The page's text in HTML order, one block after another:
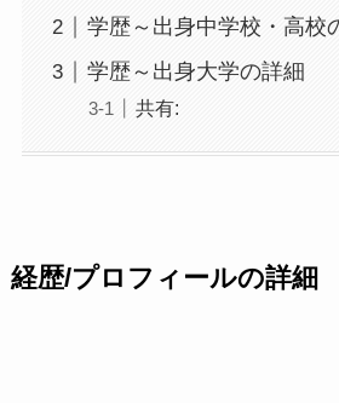
学歴～出身中学校・高校
学歴～出身大学の詳細
共有:
経歴/プロフィールの詳細